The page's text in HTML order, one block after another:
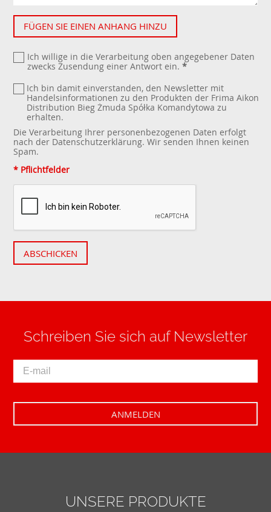
FÜGEN SIE EINEN ANHANG HINZU
Ich willige in die Verarbeitung oben angegebener Daten
zwecks Zusendung einer Antwort ein. *
Ich bin damit einverstanden, den Newsletter mit
Handelsinformationen zu den Produkten der Frima Aikon
Distribution Bieg Żmuda Spółka Komandytowa zu
erhalten.
Die Verarbeitung Ihrer personenbezogenen Daten erfolgt
nach der Datenschutzerklärung. Wir senden Ihnen keinen
Spam.
* Pflichtfelder
ABSCHICKEN
Schreiben Sie sich auf Newsletter
UNSERE PRODUKTE